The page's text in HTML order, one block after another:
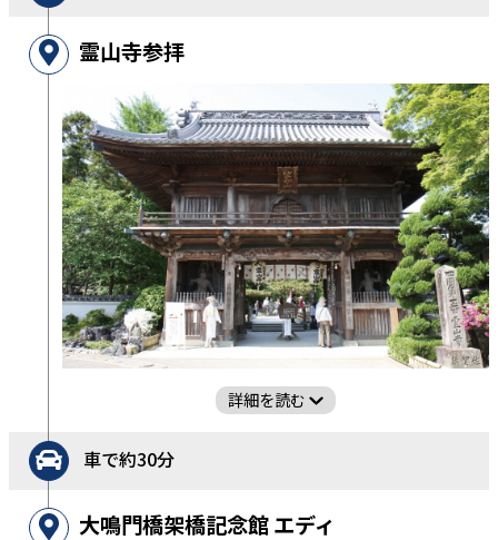
霊山寺参拝
詳細を読む
車で約30分
大鳴門橋架橋記念館 エディ